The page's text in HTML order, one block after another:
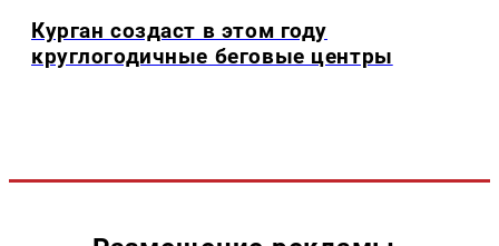
Курган создаст в этом году
круглогодичные беговые центры